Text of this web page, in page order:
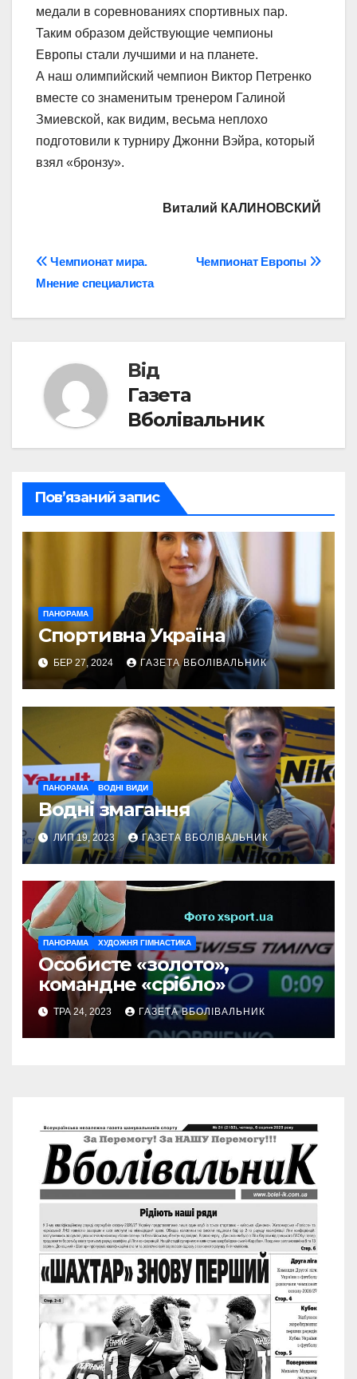
медали в соревнованиях спортивных пар.
Таким образом действующие чемпионы
Европы стали лучшими и на планете.
А наш олимпийский чемпион Виктор Петренко
вместе со знаменитым тренером Галиной
Змиевской, как видим, весьма неплохо
подготовили к турниру Джонни Вэйра, который
взял «бронзу».
Виталий КАЛИНОВСКИЙ
Навігація
записів
Чемпионат Европы
Чемпионат мира.
Мнение специалиста
Від
Газета
Вболівальник
Пов’язаний запис
ПАНОРАМА
Спортивна Україна
БЕР 27, 2024 ГАЗЕТА ВБОЛІВАЛЬНИК
ПАНОРАМА ВОДНІ ВИДИ
Водні змагання
ЛИП 19, 2023 ГАЗЕТА ВБОЛІВАЛЬНИК
ПАНОРАМА ХУДОЖНЯ ГІМНАСТИКА
Особисте «золото»,
командне «срібло»
ТРА 24, 2023 ГАЗЕТА ВБОЛІВАЛЬНИК